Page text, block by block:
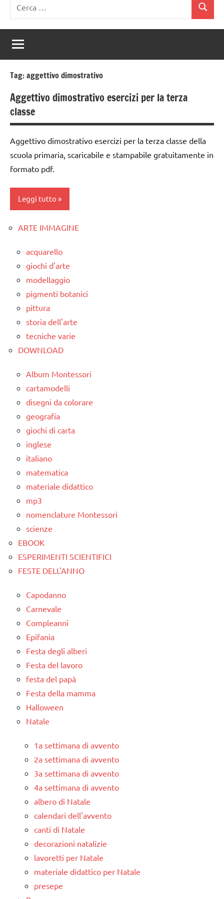
per:
Cerca
Tag:aggettivo dimostrativo
Aggettivo dimostrativo esercizi per la terza
classe
Aggettivo dimostrativo esercizi per la terza classe della
scuola primaria, scaricabile e stampabile gratuitamente in
formato pdf.
Leggi tutto
classe
anni
DOWNLOAD
grammatica
italiano
materiale
didattico
ARGOMENTI
PER ETA'
ARTE IMMAGINE
acquarello
giochi d'arte
modellaggio
pigmenti botanici
pittura
storia dell'arte
tecniche varie
DOWNLOAD
Album Montessori
cartamodelli
disegni da colorare
geografia
giochi di carta
inglese
italiano
matematica
materiale didattico
mp3
nomenclature Montessori
scienze
EBOOK
ESPERIMENTI SCIENTIFICI
FESTE DELL'ANNO
Capodanno
Carnevale
Compleanni
Epifania
Festa degli alberi
Festa del lavoro
festa del papà
Festa della mamma
Halloween
Natale
1a settimana di avvento
2a settimana di avvento
3a settimana di avvento
4a settimana di avvento
albero di Natale
calendari dell'avvento
canti di Natale
decorazioni natalizie
lavoretti per Natale
materiale didattico per Natale
presepe